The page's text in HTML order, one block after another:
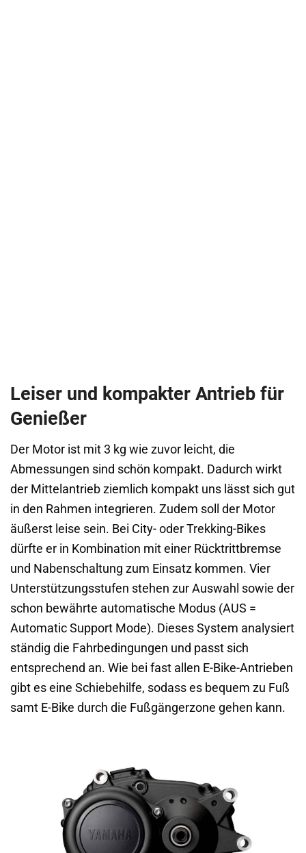
Leiser und kompakter Antrieb für
Genießer
Der Motor ist mit 3 kg wie zuvor leicht, die
Abmessungen sind schön kompakt. Dadurch wirkt
der Mittelantrieb ziemlich kompakt uns lässt sich gut
in den Rahmen integrieren. Zudem soll der Motor
äußerst leise sein. Bei City- oder Trekking-Bikes
dürfte er in Kombination mit einer Rücktrittbremse
und Nabenschaltung zum Einsatz kommen. Vier
Unterstützungsstufen stehen zur Auswahl sowie der
schon bewährte automatische Modus (AUS =
Automatic Support Mode). Dieses System analysiert
ständig die Fahrbedingungen und passt sich
entsprechend an. Wie bei fast allen E-Bike-Antrieben
gibt es eine Schiebehilfe, sodass es bequem zu Fuß
samt E-Bike durch die Fußgängerzone gehen kann.